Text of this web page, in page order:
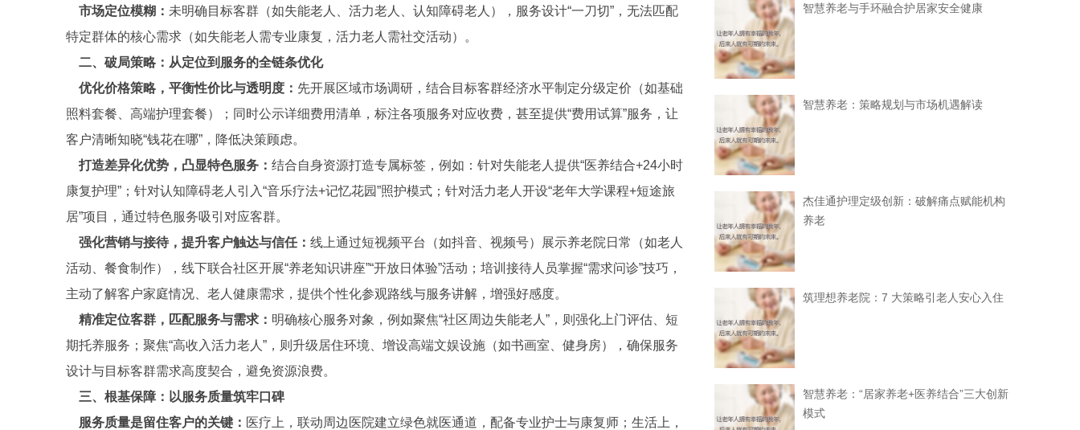
市场定位模糊： 未明确目标客群（如失能老人、活力老人、认知障碍老人），服务设计“一刀切”，无法匹配
特定群体的核心需求（如失能老人需专业康复，活力老人需社交活动）。
二、破局策略：从定位到服务的全链条优化
优化价格策略，平衡性价比与透明度： 先开展区域市场调研，结合目标客群经济水平制定分级定价（如基础
照料套餐、高端护理套餐）；同时公示详细费用清单，标注各项服务对应收费，甚至提供“费用试算”服务，让
客户清晰知晓“钱花在哪”，降低决策顾虑。
打造差异化优势，凸显特色服务： 结合自身资源打造专属标签，例如：针对失能老人提供“医养结合+24小时
康复护理”；针对认知障碍老人引入“音乐疗法+记忆花园”照护模式；针对活力老人开设“老年大学课程+短途旅
居”项目，通过特色服务吸引对应客群。
强化营销与接待，提升客户触达与信任： 线上通过短视频平台（如抖音、视频号）展示养老院日常（如老人
活动、餐食制作），线下联合社区开展“养老知识讲座”“开放日体验”活动；培训接待人员掌握“需求问诊”技巧，
主动了解客户家庭情况、老人健康需求，提供个性化参观路线与服务讲解，增强好感度。
精准定位客群，匹配服务与需求： 明确核心服务对象，例如聚焦“社区周边失能老人”，则强化上门评估、短
期托养服务；聚焦“高收入活力老人”，则升级居住环境、增设高端文娱设施（如书画室、健身房），确保服务
设计与目标客群需求高度契合，避免资源浪费。
三、根基保障：以服务质量筑牢口碑
服务质量是留住客户的关键： 医疗上，联动周边医院建立绿色就医通道，配备专业护士与康复师；生活上，
智慧养老与手环融合护居家安全健康
智慧养老：策略规划与市场机遇解读
杰佳通护理定级创新：破解痛点赋能机构
养老
筑理想养老院：7 大策略引老人安心入住
智慧养老：“居家养老+医养结合”三大创新
模式